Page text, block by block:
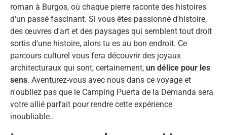
roman à Burgos, où chaque pierre raconte des histoires
d'un passé fascinant. Si vous êtes passionné d'histoire,
des œuvres d'art et des paysages qui semblent tout droit
sortis d'une histoire, alors tu es au bon endroit. Ce
parcours culturel vous fera découvrir des joyaux
architecturaux qui sont, certainement, un délice pour les
sens. Aventurez-vous avec nous dans ce voyage et
n'oubliez pas que le Camping Puerta de la Demanda sera
votre allié parfait pour rendre cette expérience
inoubliable..